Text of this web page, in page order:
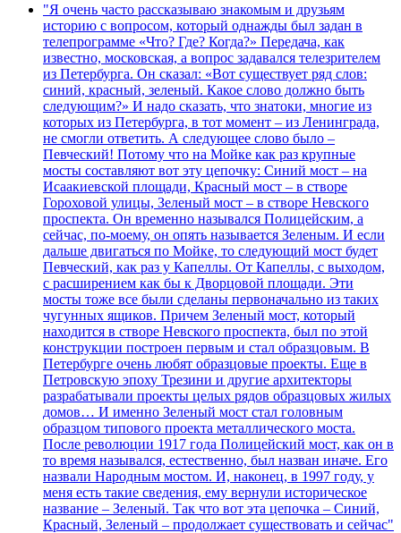
"Я очень часто рассказываю знакомым и друзьям
историю с вопросом, который однажды был задан в
телепрограмме «Что? Где? Когда?» Передача, как
известно, московская, а вопрос задавался телезрителем
из Петербурга. Он сказал: «Вот существует ряд слов:
синий, красный, зеленый. Какое слово должно быть
следующим?» И надо сказать, что знатоки, многие из
которых из Петербурга, в тот момент – из Ленинграда,
не смогли ответить. А следующее слово было –
Певческий! Потому что на Мойке как раз крупные
мосты составляют вот эту цепочку: Синий мост – на
Исаакиевской площади, Красный мост – в створе
Гороховой улицы, Зеленый мост – в створе Невского
проспекта. Он временно назывался Полицейским, а
сейчас, по-моему, он опять называется Зеленым. И если
дальше двигаться по Мойке, то следующий мост будет
Певческий, как раз у Капеллы. От Капеллы, с выходом,
с расширением как бы к Дворцовой площади. Эти
мосты тоже все были сделаны первоначально из таких
чугунных ящиков. Причем Зеленый мост, который
находится в створе Невского проспекта, был по этой
конструкции построен первым и стал образцовым. В
Петербурге очень любят образцовые проекты. Еще в
Петровскую эпоху Трезини и другие архитекторы
разрабатывали проекты целых рядов образцовых жилых
домов… И именно Зеленый мост стал головным
образцом типового проекта металлического моста.
После революции 1917 года Полицейский мост, как он в
то время назывался, естественно, был назван иначе. Его
назвали Народным мостом. И, наконец, в 1997 году, у
меня есть такие сведения, ему вернули историческое
название – Зеленый. Так что вот эта цепочка – Синий,
Красный, Зеленый – продолжает существовать и сейчас"